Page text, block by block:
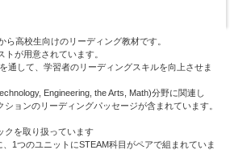
ら高校生向けのリーディング教材です。
が用意されています。
通して、学習者のリーディングスキルを向上させま
Engineering, the Arts, Math)分野に関連し
ョンのリーディングパッセージが含まれています。
クを取り扱っています
1つのユニットにSTEAM科目がペアで組まれていま